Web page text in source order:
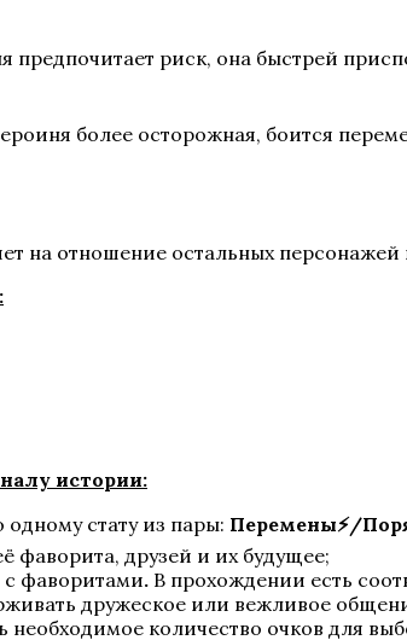
предпочитает риск, она быстрей
более осторожная, боится
на отношение остальных персонажей
истории:
стату из пары: Перемены⚡/
фаворита, друзей и их будущее;
с фаворитами. В прохождении есть
дружеское или вежливое
необходимое количество очков для